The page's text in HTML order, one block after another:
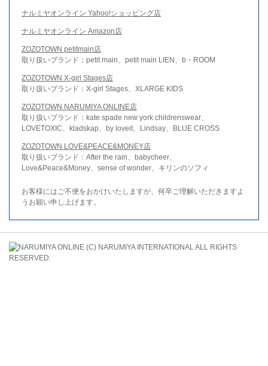
ナルミヤオンライン Yahoo!ショッピング店
ナルミヤオンライン Amazon店
ZOZOTOWN petitmain店
取り扱いブランド：petit main、petit main LIEN、b・ROOM
ZOZOTOWN X-girl Stages店
取り扱いブランド：X-girl Stages、XLARGE KIDS
ZOZOTOWN NARUMIYA ONLINE店
取り扱いブランド：kate spade new york childrenswear、
LOVETOXIC、kladskap、by loveit、Lindsay、BLUE CROSS
ZOZOTOWN LOVE&PEACE&MONEY店
取り扱いブランド：After the rain、babycheer、
Love&Peace&Money、sense of wonder、キリンのソフィ
お客様にはご不便をおかけいたしますが、何卒ご理解いただきますよ
うお願い申し上げます。